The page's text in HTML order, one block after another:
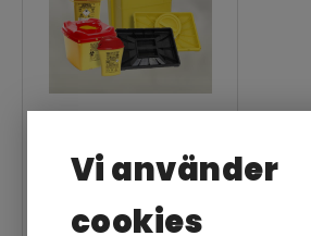
Vi använder
cookies